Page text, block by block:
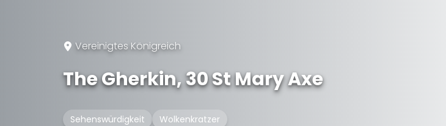
Vereinigtes Königreich
The Gherkin, 30 St Mary Axe
Sehenswürdigkeit Wolkenkratzer